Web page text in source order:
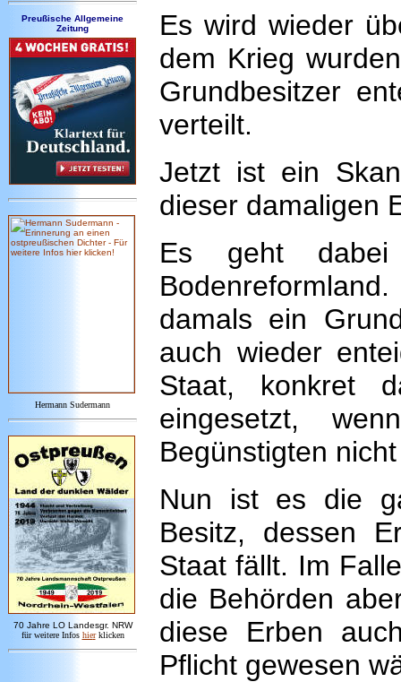
Preußische Allgemeine
Zeitung
Hermann Sudermann
70 Jahre LO Landesgr. NRW
für weitere Infos hier klicken
Es wird wieder
dem Krieg
Grundbesitzer
verteilt.
Jetzt ist ein
dieser damaligen
Es geht
damals ein
auch wieder
Staat, konkret
eingesetzt,
Begünstigten
Nun ist es die
Besitz, dessen
Staat fällt. Im
die Behörden
diese Erben
Pflicht gewesen